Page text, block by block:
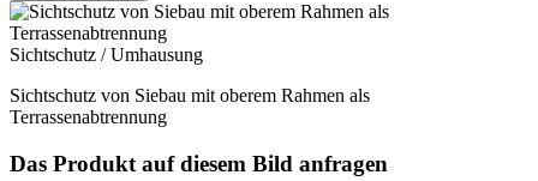
Sichtschutz / Umhausung
Sichtschutz von Siebau mit oberem Rahmen als
Terrassenabtrennung
Das Produkt auf diesem Bild anfragen